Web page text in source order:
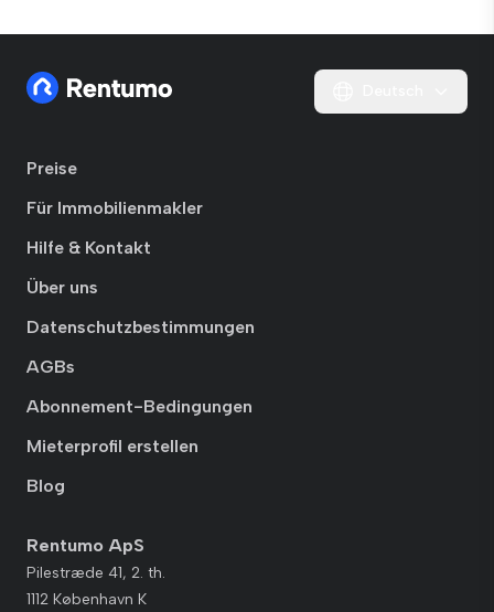
Preise
Für Immobilienmakler
Hilfe & Kontakt
Über uns
Datenschutzbestimmungen
AGBs
Abonnement-Bedingungen
Mieterprofil erstellen
Blog
Rentumo ApS
Pilestræde 41, 2. th.
1112 København K